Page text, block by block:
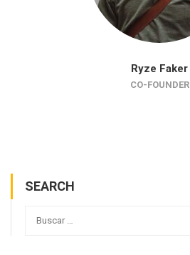
Ryze Faker
CO-FOUNDER
SEARCH